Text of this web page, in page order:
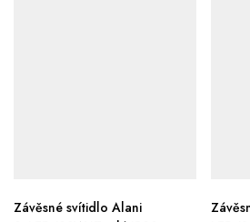
Závěsné svítidlo Alani